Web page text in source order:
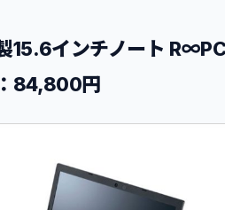
15.6インチノート
84,800円